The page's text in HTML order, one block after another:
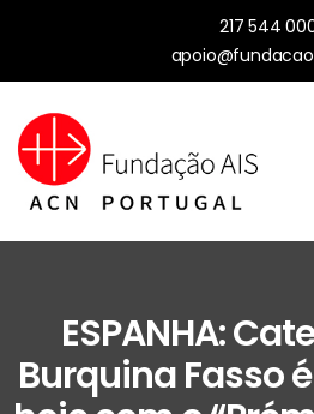
217 544
ESPANHA:
Burquina Fasso